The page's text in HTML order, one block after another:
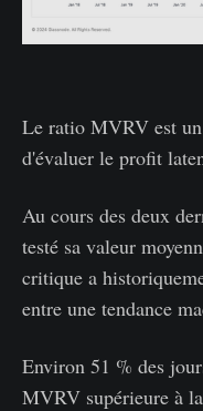
Le ratio MVRV est
d'évaluer le profit
Au cours des deux
testé sa valeur
critique a
entre une tendance
Environ 51 % des
MVRV supérieure à